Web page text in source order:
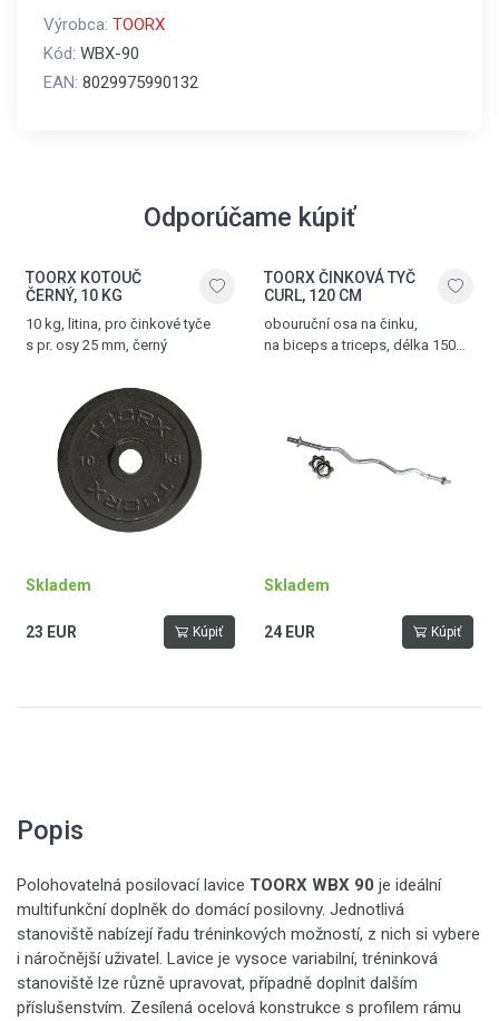
Výrobca: TOORX
Kód: WBX-90
EAN: 8029975990132
Odporúčame kúpiť
TOORX KOTOUČ
ČERNÝ, 10 KG
10 kg, litina, pro činkové tyče
s pr. osy 25 mm, černý
Skladem
23 EUR Kúpiť
TOORX ČINKOVÁ TYČ
CURL, 120 CM
obouruční osa na činku,
na biceps a triceps, délka 150
Skladem
24 EUR Kúpiť
Popis
Polohovatelná posilovací lavice TOORX WBX 90 je ideální
multifunkční doplněk do domácí posilovny. Jednotlivá
stanoviště nabízejí řadu tréninkových možností, z nich si vybere
i náročnější uživatel. Lavice je vysoce variabilní, tréninková
stanoviště lze různě upravovat, případně doplnit dalším
příslušenstvím. Zesílená ocelová konstrukce s profilem rámu